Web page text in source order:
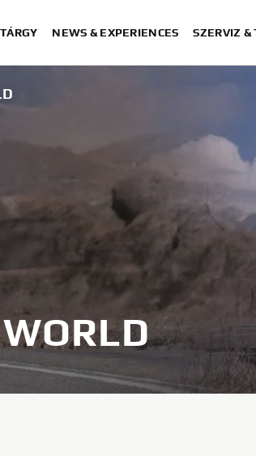
NEWS & EXPERIENCES SZERVIZ &